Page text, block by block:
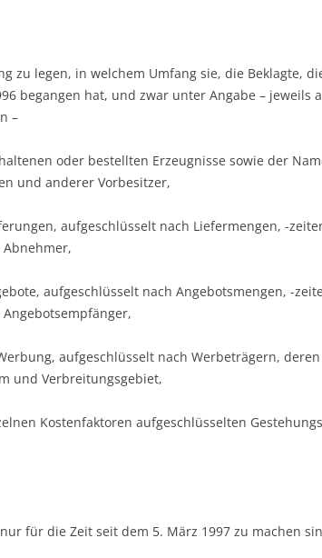
zu legen, in welchem Umfang sie, die Beklagte,
begangen hat, und zwar unter Angabe – jeweils
–
oder bestellten Erzeugnisse sowie der
und anderer Vorbesitzer,
aufgeschlüsselt nach Liefermengen, -
aufgeschlüsselt nach Angebotsmengen, -
aufgeschlüsselt nach Werbeträgern,
und Verbreitungsgebiet,
Kostenfaktoren aufgeschlüsselten
für die Zeit seit dem 5. März 1997 zu machen